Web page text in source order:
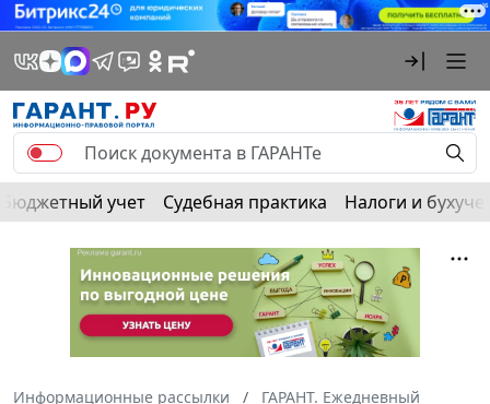
Бюджетный учет Судебная практика Налоги и
Информационные рассылки
ГАРАНТ. Ежедневный